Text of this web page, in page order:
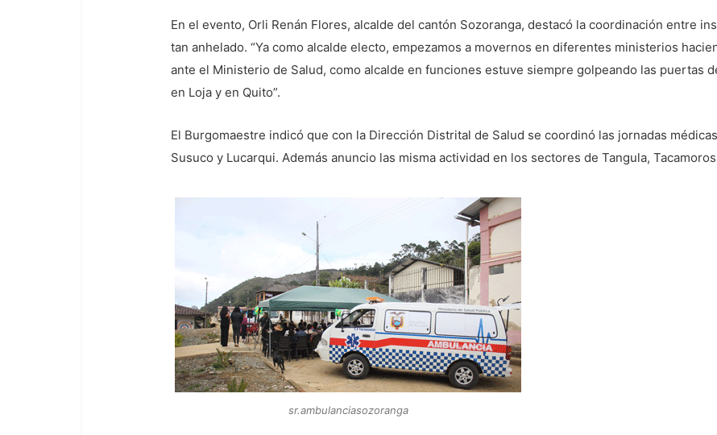
En el evento, Orli Renán Flores, alcalde del cantón Sozoranga, destacó la coordinación entre
tan anhelado. “Ya como alcalde electo, empezamos a movernos en diferentes ministerios
ante el Ministerio de Salud, como alcalde en funciones estuve siempre golpeando las puertas
en Loja y en Quito”.
El Burgomaestre indicó que con la Dirección Distrital de Salud se coordinó las jornadas
Susuco y Lucarqui. Además anuncio las misma actividad en los sectores de Tangula,
sr.ambulanciasozoranga